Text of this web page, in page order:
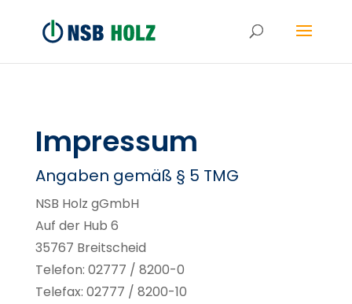
Impressum
Angaben gemäß § 5 TMG
NSB Holz gGmbH
Auf der Hub 6
35767 Breitscheid
Telefon: 02777 / 8200-0
Telefax: 02777 / 8200-10